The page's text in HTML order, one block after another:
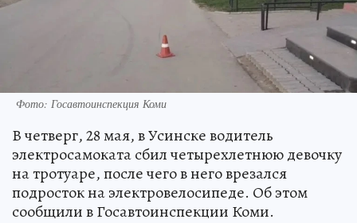
Фото: Госавтоинспекция Коми
В четверг, 28 мая, в Усинске водитель
электросамоката сбил четырехлетнюю девочку
на тротуаре, после чего в него врезался
подросток на электровелосипеде. Об этом
сообщили в Госавтоинспекции Коми.